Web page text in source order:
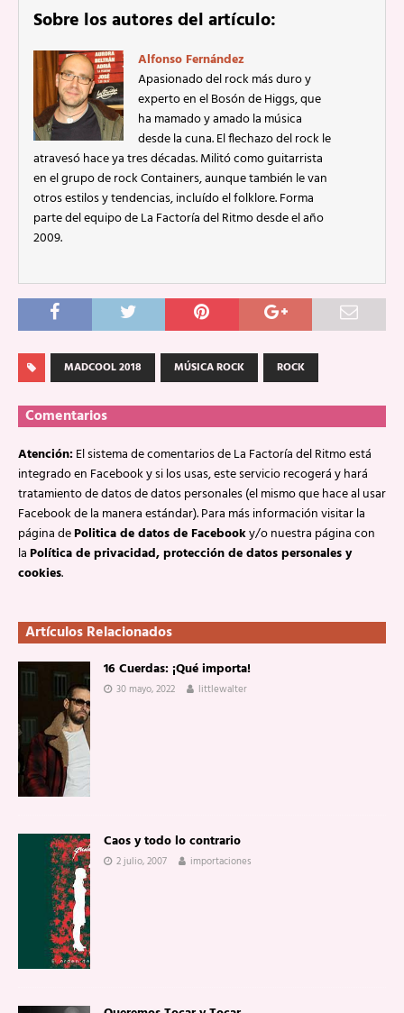
Sobre los autores del artículo:
Alfonso Fernández
Apasionado del rock más duro y
experto en el Bosón de Higgs, que
ha mamado y amado la música
desde la cuna. El flechazo del rock le
atravesó hace ya tres décadas. Militó como guitarrista
en el grupo de rock Containers, aunque también le van
otros estilos y tendencias, incluído el folklore. Forma
parte del equipo de La Factoría del Ritmo desde el año
2009.
MADCOOL 2018 MÚSICA ROCK ROCK
Comentarios
Atención:El sistema de comentarios de La Factoría del Ritmo está
integrado en Facebook y si los usas, este servicio recogerá y hará
tratamiento de datos de datos personales (el mismo que hace al usar
Facebook de la manera estándar). Para más información visitar la
página dePolitica de datos de Facebooky/o nuestra página con
laPolítica de privacidad, protección de datos personales y
cookies.
Artículos Relacionados
16 Cuerdas: ¡Qué importa!
30 mayo, 2022 littlewalter
Caos y todo lo contrario
2 julio, 2007 importaciones